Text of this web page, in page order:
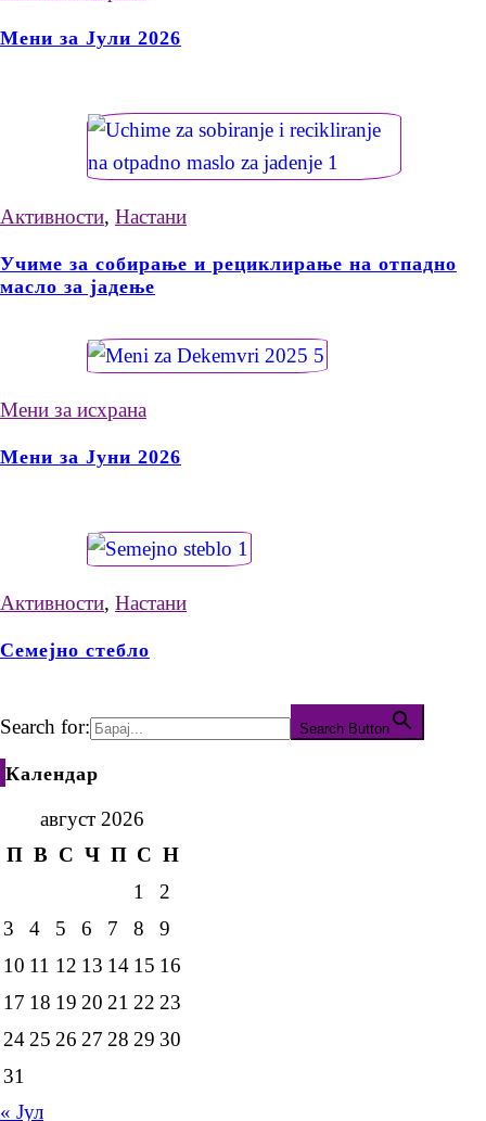
Мени за Јули 2026
Активности, Настани
Учиме за собирање и рециклирање на отпадно
масло за јадење
Мени за исхрана
Мени за Јуни 2026
Активности, Настани
Семејно стебло
Search for: Search Button
Календар
август 2026
П В С Ч П С Н
1
2
3
4 5 6 7 8
9
10 11 12 13 14 15 16
17 18 19 20 21 22 23
24 25 26 27 28 29 30
31
« Јул